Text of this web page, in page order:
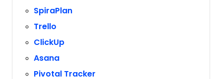
SpiraPlan
Trello
ClickUp
Asana
Pivotal Tracker